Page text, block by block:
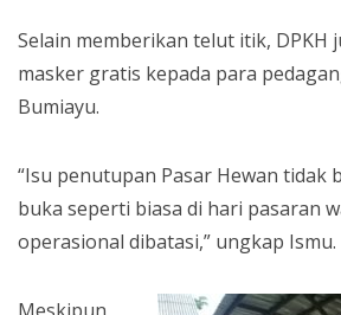
Selain memberikan telut itik, DPKH
masker gratis kepada para
Bumiayu.
“Isu penutupan Pasar Hewan tidak
buka seperti biasa di hari pasaran
operasional dibatasi,” ungkap Ismu.